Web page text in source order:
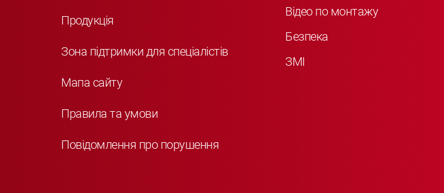
Продукція
Зона підтримки для спеціалістів
Мапа сайту
Правила та умови
Повідомлення про порушення
Відео по монтажу
Безпека
ЗМІ